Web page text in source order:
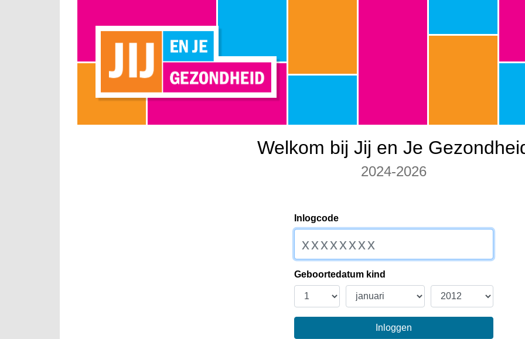
Welkom bij Jij en Je
2024-2026
Inlogcode
Geboortedatum kind
Inloggen